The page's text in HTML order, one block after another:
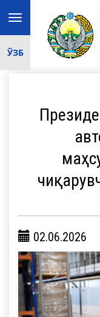
Toggle
navigation
ЎЗБ
02.06.2026